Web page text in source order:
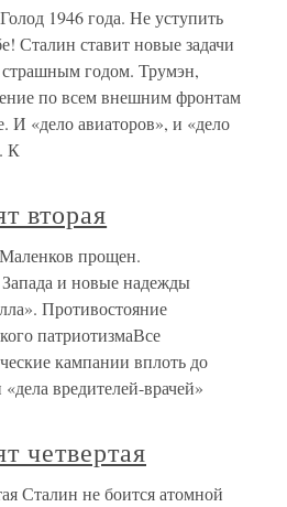
1946 года. Не уступить
Сталин ставит новые задачи
годом. Трумэн,
по всем внешним фронтам
И «дело авиаторов», и «дело
К
вторая
Маленков прощен.
и новые надежды
Противостояние
патриотизмаВсе
кампании вплоть до
вредителей-врачей»
четвертая
Сталин не боится атомной